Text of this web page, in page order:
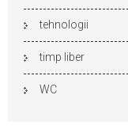
tehnologii
timp liber
WC